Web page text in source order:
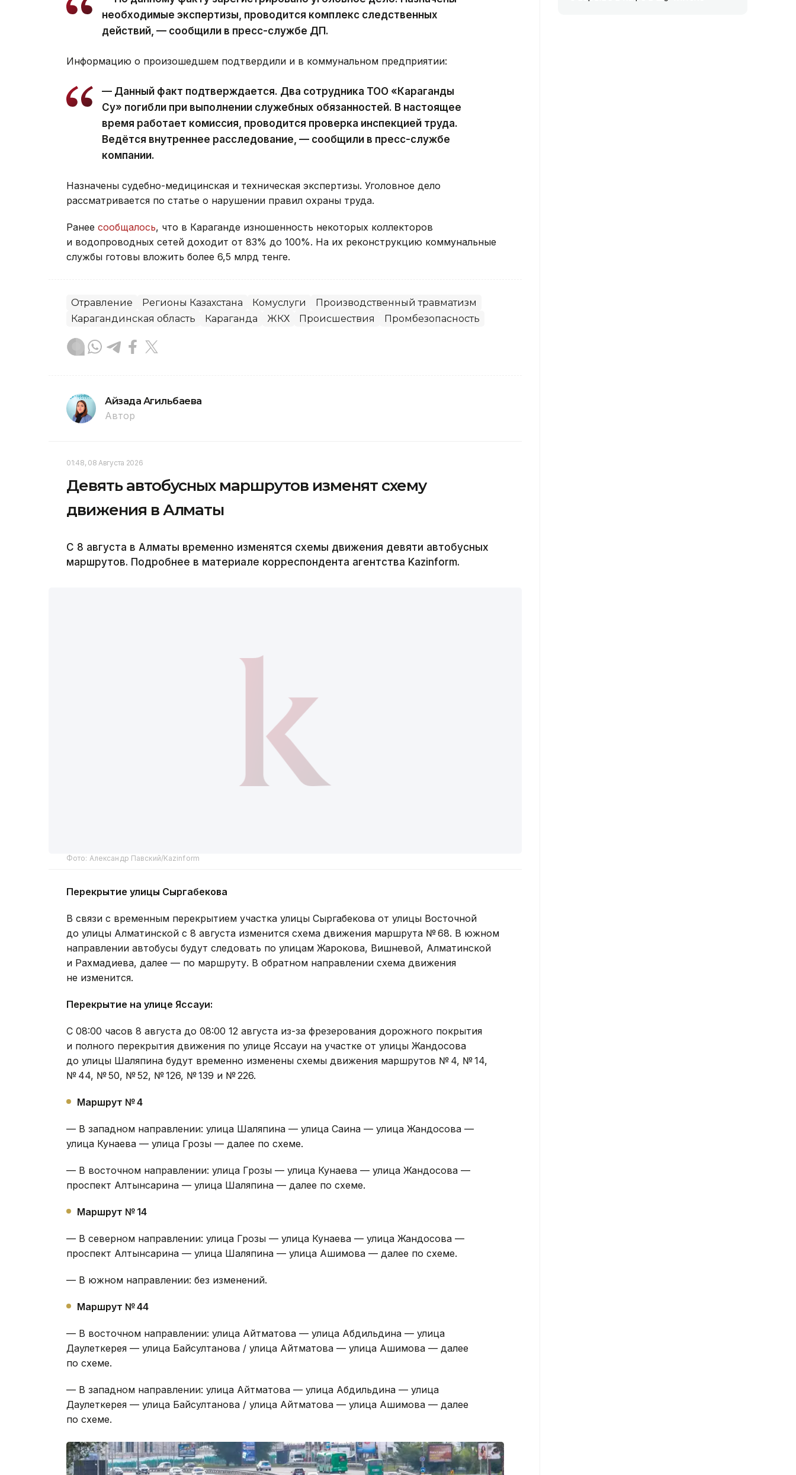
необходимые экспертизы, проводится комплекс следственных
действий, — сообщили в пресс-службе ДП.
Информацию о произошедшем подтвердили и в коммунальном предприятии:
— Данный факт подтверждается. Два сотрудника ТОО «Караганды
Су» погибли при выполнении служебных обязанностей. В настоящее
время работает комиссия, проводится проверка инспекцией труда.
Ведётся внутреннее расследование, — сообщили в пресс-службе
компании.
Назначены судебно-медицинская и техническая экспертизы. Уголовное дело
рассматривается по статье о нарушении правил охраны труда.
Ранее сообщалось, что в Караганде изношенность некоторых коллекторов
и водопроводных сетей доходит от 83% до 100%. На их реконструкцию коммунальные
службы готовы вложить более 6,5 млрд тенге.
Отравление Регионы Казахстана Комуслуги
Производственный травматизм
Карагандинская область
Караганда ЖКХ Происшествия Промбезопасность
Айзада Агильбаева
Автор
01:48, 08 Августа 2026
Девять автобусных маршрутов изменят схему
движения в Алматы
С 8 августа в Алматы временно изменятся схемы движения девяти автобусных
маршрутов. Подробнее в материале корреспондента агентства Kazinform.
Фото: Александр Павский/Kazinform
Перекрытие улицы Сыргабекова
В связи с временным перекрытием участка улицы Сыргабекова от улицы Восточной
до улицы Алматинской с 8 августа изменится схема движения маршрута № 68. В южном
направлении автобусы будут следовать по улицам Жарокова, Вишневой, Алматинской
не изменится.
Перекрытие на улице Яссауи:
С 08:00 часов 8 августа до 08:00 12 августа из-за фрезерования дорожного покрытия
и полного перекрытия движения по улице Яссауи на участке от улицы Жандосова
№ 44, № 50, № 52, № 126, № 139 и № 226.
Маршрут № 4
улица Кунаева — улица Грозы — далее по схеме.
проспект Алтынсарина — улица Шаляпина — далее по схеме.
Маршрут № 14
проспект Алтынсарина — улица Шаляпина — улица Ашимова — далее по схеме.
— В южном направлении: без изменений.
Маршрут № 44
— В восточном направлении: улица Айтматова — улица Абдильдина — улица
по схеме.
— В западном направлении: улица Айтматова — улица Абдильдина — улица
по схеме.